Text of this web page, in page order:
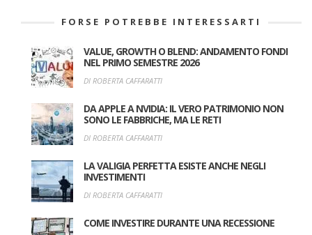
FORSE POTREBBE INTERESSARTI
VALUE, GROWTH O BLEND: ANDAMENTO FONDI
NEL PRIMO SEMESTRE 2026
DI ROBERTA CAFFARATTI
DA APPLE A NVIDIA: IL VERO PATRIMONIO NON
SONO LE FABBRICHE, MA LE RETI
DI ROBERTA CAFFARATTI
LA VALIGIA PERFETTA ESISTE ANCHE NEGLI
INVESTIMENTI
DI ROBERTA CAFFARATTI
COME INVESTIRE DURANTE UNA RECESSIONE